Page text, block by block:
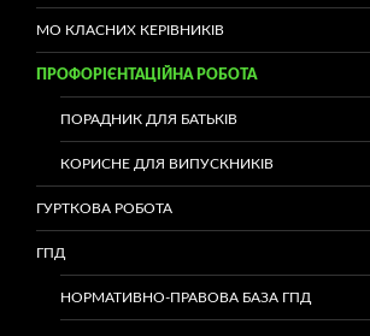
МО КЛАСНИХ КЕРІВНИКІВ
ПРОФОРІЄНТАЦІЙНА РОБОТА
ПОРАДНИК ДЛЯ БАТЬКІВ
КОРИСНЕ ДЛЯ ВИПУСКНИКІВ
ГУРТКОВА РОБОТА
ГПД
НОРМАТИВНО-ПРАВОВА БАЗА ГПД